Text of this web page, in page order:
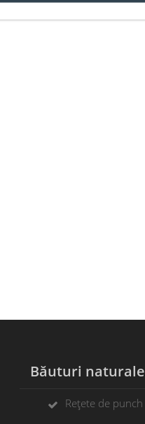
Băuturi naturale
Rețete de punch